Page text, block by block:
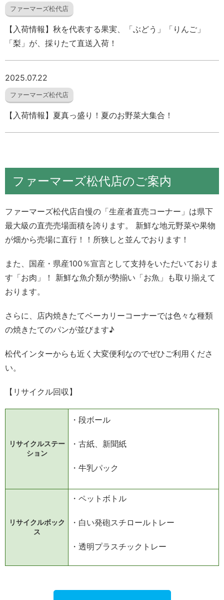
ファーマーズ松代店
【入荷情報】秋を代表する果実、「ぶどう」「りんご」
「梨」が、採りたて直送入荷！
2025.07.22
ファーマーズ松代店
【入荷情報】夏真っ盛り！夏のお野菜大集合！
ファーマーズ松代店のご案内
ファーマーズ松代店自慢の「生産者直売コーナー」は県下
最大級の直売売場面積を誇ります。 新鮮な地元野菜や果物
が畑から売場に直行！！所狭しと並んでおります！
また、国産・県産100％宣言として支持をいただいておりま
す「お肉」！ 新鮮な魚介類が勢揃い「お魚」も取り揃えて
おります。
さらに、店内焼きたてベーカリーコーナーでは色々な種類
の焼きたてのパンが並びます♪
松代インターからも近く大変便利なのでぜひご利用くださ
い。
【リサイクル回収】
リサイクルステー
ション
・段ボール
・古紙、新聞紙
・牛乳パック
リサイクルボック
ス
・ペットボトル
・白い発砲スチロールトレー
・透明プラスチックトレー